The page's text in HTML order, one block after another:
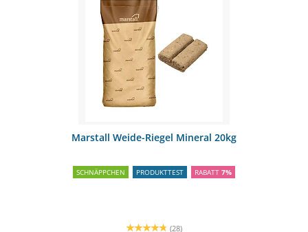
Marstall Weide-Riegel Mineral 20kg
SCHNÄPPCHEN PRODUKTTEST RABATT 7%
(28)